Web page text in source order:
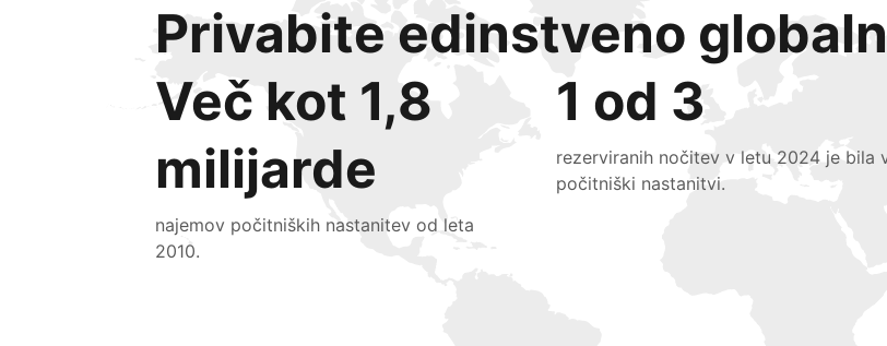
Privabite edinstveno
Več kot 1,8
milijarde
najemov počitniških nastanitev od leta
2010.
1 od 3
rezerviranih nočitev v letu 2024 je bila
počitniški nastanitvi.